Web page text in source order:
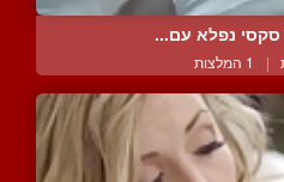
סקסי נפלא עם...
| 1 המלצות